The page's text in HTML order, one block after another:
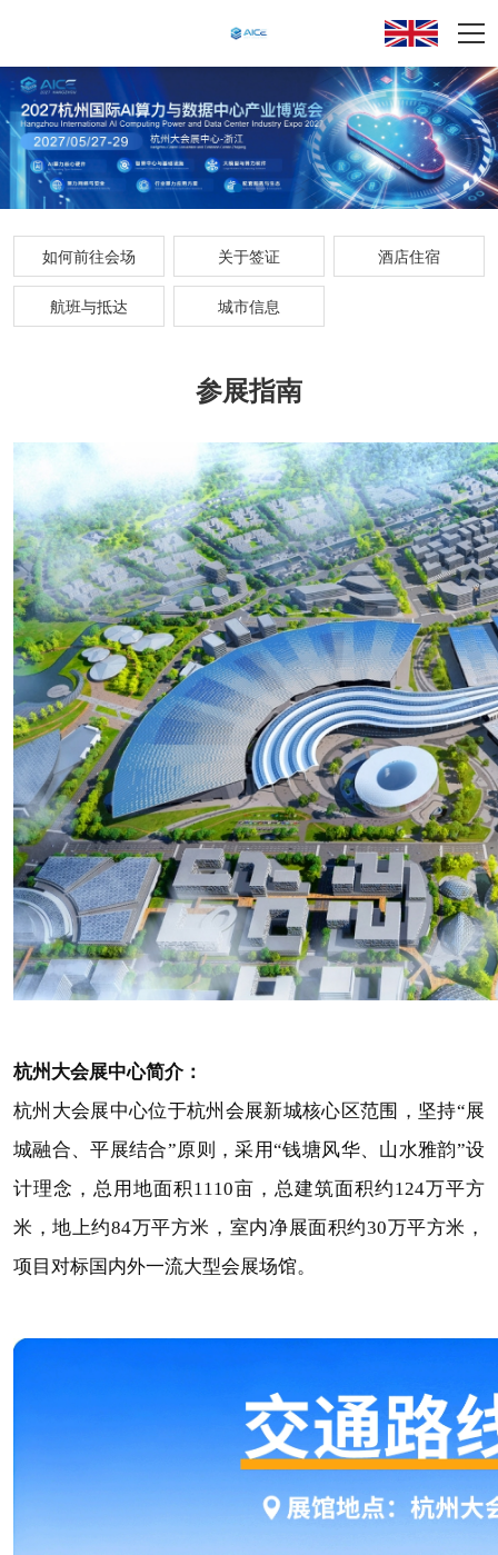
如何前往会场 关于签证 酒店住宿
航班与抵达 城市信息
参展指南
杭州大会展中心简介：
杭州大会展中心位于杭州会展新城核心区范围，坚持“展
城融合、平展结合”原则，采用“钱塘风华、山水雅韵”设
计理念，总用地面积1110亩，总建筑面积约124万平方
米，地上约84万平方米，室内净展面积约30万平方米，
项目对标国内外一流大型会展场馆。